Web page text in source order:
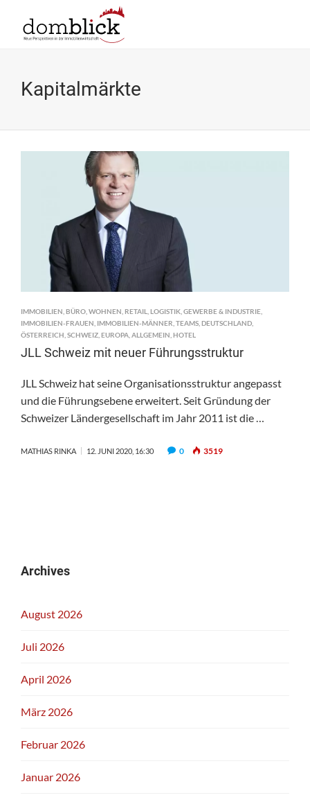
Kapitalmärkte
IMMOBILIEN BÜRO WOHNEN RETAIL LOGISTIK GEWERBE & INDUSTRIE
IMMOBILIEN-FRAUEN IMMOBILIEN-MÄNNER TEAMS DEUTSCHLAND
ÖSTERREICH SCHWEIZ EUROPA ALLGEMEIN HOTEL
JLL Schweiz mit neuer Führungsstruktur
JLL Schweiz hat seine Organisationsstruktur angepasst
und die Führungsebene erweitert. Seit Gründung der
Schweizer Ländergesellschaft im Jahr 2011 ist die …
MATHIAS RINKA 12. JUNI 2020, 16:30 0 3519
Archives
August 2026
Juli 2026
April 2026
März 2026
Februar 2026
Januar 2026